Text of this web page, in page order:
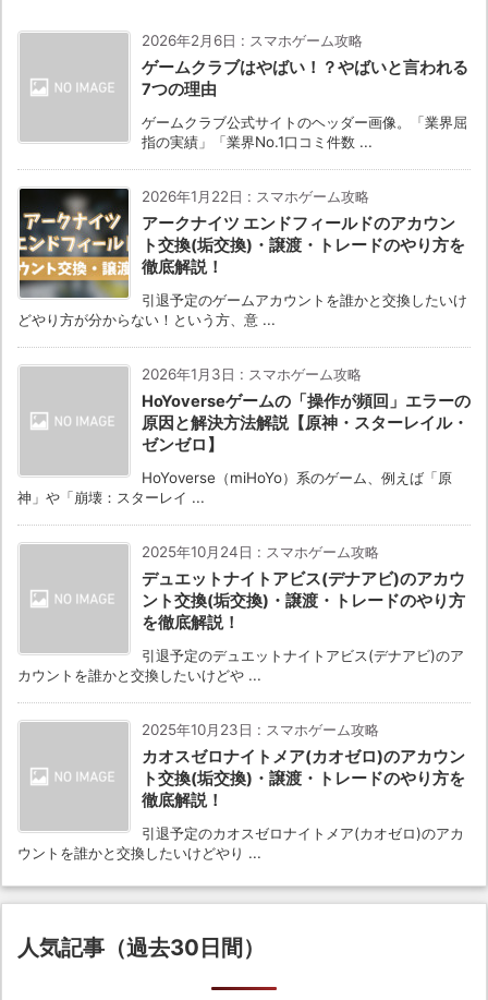
2026年2月6日 : スマホゲーム攻略
ゲームクラブはやばい！？やばいと言われる
7つの理由
ゲームクラブ公式サイトのヘッダー画像。「業界屈
指の実績」「業界No.1口コミ件数 ...
2026年1月22日 : スマホゲーム攻略
アークナイツ エンドフィールドのアカウン
ト交換(垢交換)・譲渡・トレードのやり方を
徹底解説！
引退予定のゲームアカウントを誰かと交換したいけ
どやり方が分からない！という方、意 ...
2026年1月3日 : スマホゲーム攻略
HoYoverseゲームの「操作が頻回」エラーの
原因と解決方法解説【原神・スターレイル・
ゼンゼロ】
HoYoverse（miHoYo）系のゲーム、例えば「原
神」や「崩壊：スターレイ ...
2025年10月24日 : スマホゲーム攻略
デュエットナイトアビス(デナアビ)のアカウ
ント交換(垢交換)・譲渡・トレードのやり方
を徹底解説！
引退予定のデュエットナイトアビス(デナアビ)のア
カウントを誰かと交換したいけどや ...
2025年10月23日 : スマホゲーム攻略
カオスゼロナイトメア(カオゼロ)のアカウン
ト交換(垢交換)・譲渡・トレードのやり方を
徹底解説！
引退予定のカオスゼロナイトメア(カオゼロ)のアカ
ウントを誰かと交換したいけどやり ...
人気記事（過去30日間）